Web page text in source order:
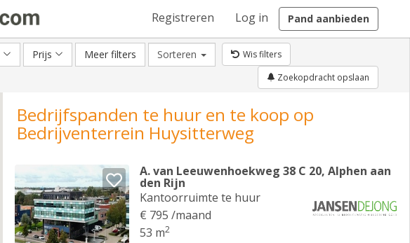
Registreren Log in Pand aanbieden
Prijs Meer filters Sorteren
Wis filters
Zoekopdracht opslaan
Bedrijfspanden te huur en te koop op
Bedrijventerrein Huysitterweg
A. van Leeuwenhoekweg 38 C 20, Alphen aan
den Rijn
Kantoorruimte te huur
€ 795 /maand
53 m2